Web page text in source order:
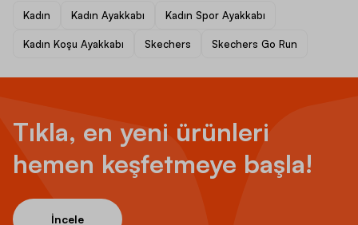
Kadın Kadın Ayakkabı Kadın Spor Ayakkabı
Kadın Koşu Ayakkabı Skechers Skechers Go Run
Tıkla, en yeni ürünleri
hemen keşfetmeye başla!
İncele